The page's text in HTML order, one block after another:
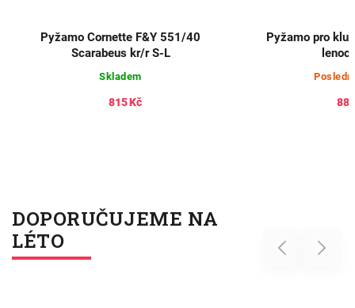
Pyžamo Cornette F&Y 551/40
Scarabeus kr/r S-L
Skladem
815 Kč
Pyžamo pro
DOPORUČUJEME NA
LÉTO
Previous Next